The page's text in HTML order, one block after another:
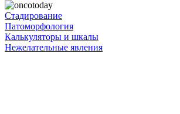
Стадирование
Патоморфология
Калькуляторы и шкалы
Нежелательные явления